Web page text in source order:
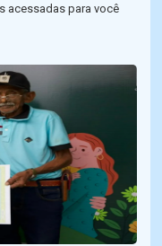
acessadas para você